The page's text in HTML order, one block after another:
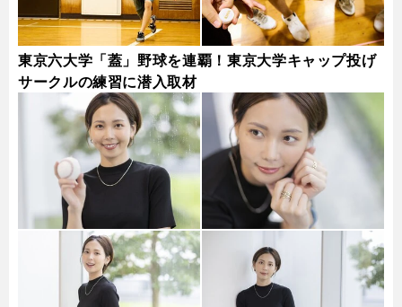
東京六大学「蓋」野球を連覇！東京大学キャップ投げ
サークルの練習に潜入取材